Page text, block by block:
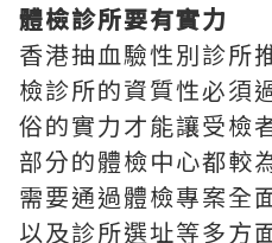
體檢診所要有實力
香港抽血驗性別診所
檢診所的資質性必須
俗的實力才能讓受檢
部分的體檢中心都較
需要通過體檢專案全
以及診所選址等多方